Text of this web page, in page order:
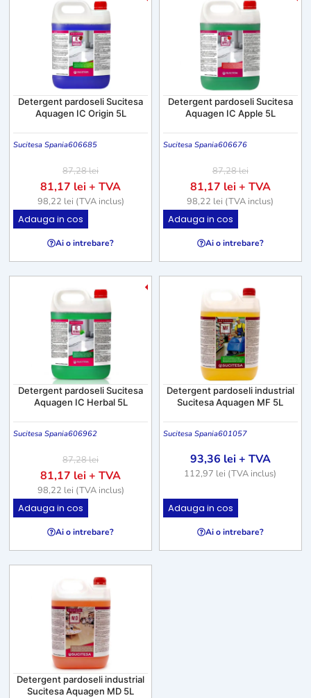
Detergent pardoseli Sucitesa
Aquagen IC Origin 5L
Sucitesa Spania606685
87,28lei
81,17 lei+ TVA
98,22 lei (TVA inclus)
Adauga in cos
Ai o intrebare?
Detergent pardoseli Sucitesa
Aquagen IC Apple 5L
Sucitesa Spania606676
87,28lei
81,17 lei+ TVA
98,22 lei (TVA inclus)
Adauga in cos
Ai o intrebare?
Detergent pardoseli Sucitesa
Aquagen IC Herbal 5L
Sucitesa Spania606962
87,28lei
81,17 lei+ TVA
98,22 lei (TVA inclus)
Adauga in cos
Ai o intrebare?
Detergent pardoseli industrial
Sucitesa Aquagen MF 5L
Sucitesa Spania601057
93,36 lei+ TVA
112,97 lei (TVA inclus)
Adauga in cos
Ai o intrebare?
Detergent pardoseli industrial
Sucitesa Aquagen MD 5L